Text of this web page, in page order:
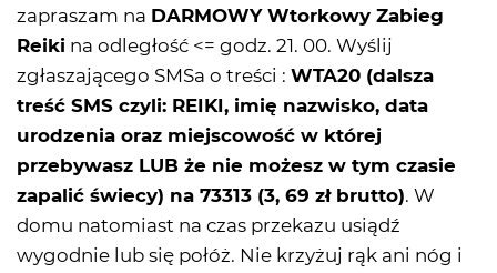
zapraszam na DARMOWY Wtorkowy Zabieg
Reiki na odległość <= godz. 21. 00. Wyślij
zgłaszającego SMSa o treści : WTA20 (dalsza
treść SMS czyli: REIKI, imię nazwisko, data
urodzenia oraz miejscowość w której
przebywasz LUB że nie możesz w tym czasie
zapalić świecy) na 73313 (3, 69 zł brutto). W
domu natomiast na czas przekazu usiądź
wygodnie lub się połóż. Nie krzyżuj rąk ani nóg i